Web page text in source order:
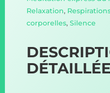
Relaxation,
corporelles, Silence
DÉTAILLÉE